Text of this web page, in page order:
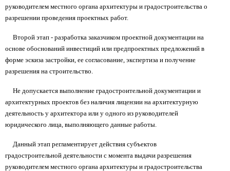
руководителем местного органа архитектуры и градостроительства о
разрешении проведения проектных работ.
Второй этап - разработка заказчиком проектной документации на
основе обоснований инвестиций или предпроектных предложений в
форме эскиза застройки, ее согласование, экспертиза и получение
разрешения на строительство.
Не допускается выполнение градостроительной документации и
архитектурных проектов без наличия лицензии на архитектурную
деятельность у архитектора или у одного из руководителей
юридического лица, выполняющего данные работы.
Данный этап регламентирует действия субъектов
градостроительной деятельности с момента выдачи разрешения
руководителем местного органа архитектуры и градостроительства